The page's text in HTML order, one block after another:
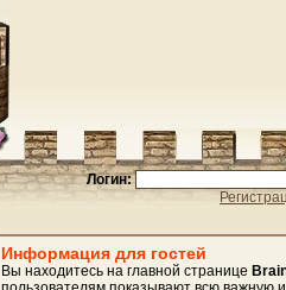
Логин:
Информация для гостей
Вы находитесь на главной странице